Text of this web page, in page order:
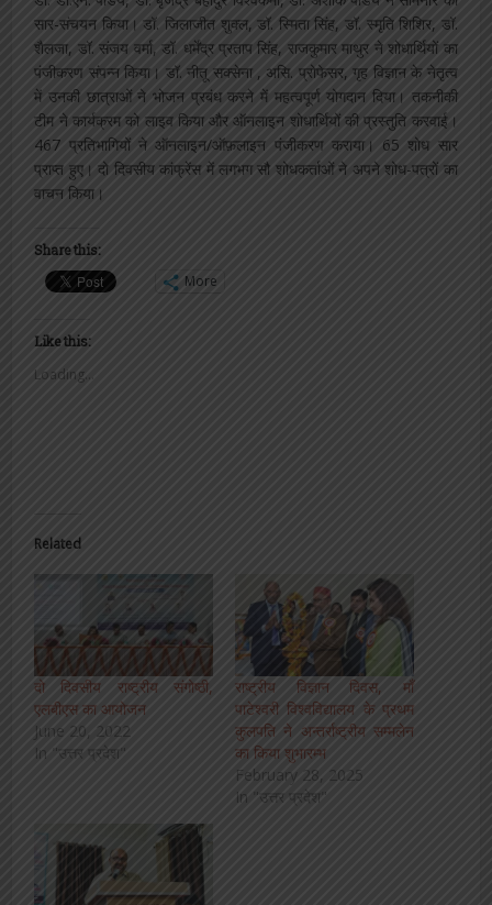
सार-संचयन किया। डॉ. जिलाजीत शुक्ल, डॉ. स्मिता सिंह, डॉ. स्मृति शिशिर, डॉ.
शैलजा, डॉ. संजय वर्मा, डॉ. धर्मेंद्र प्रताप सिंह, राजकुमार माथुर ने शोधार्थियों का
पंजीकरण संपन्न किया। डॉ. नीतू सक्सेना , असि. प्रोफेसर, गृह विज्ञान के नेतृत्व
में उनकी छात्राओं ने भोजन प्रबंध करने में महत्वपूर्ण योगदान दिया। तकनीकी
टीम ने कार्यक्रम को लाइव किया और ऑनलाइन शोधार्थियों की प्रस्तुति करवाई।
467 प्रतिभागियों ने ऑनलाइन/ऑफ़लाइन पंजीकरण कराया। 65 शोध सार
प्राप्त हुए। दो दिवसीय कांफ्रेंस में लगभग सौ शोधकर्ताओं ने अपने शोध-पत्रों का
वाचन किया।
Share this:
More
Like this:
Loading...
Related
दो दिवसीय राष्ट्रीय संगोष्ठी,
एलबीएस का आयोजन
June 20, 2022
In "उत्तर प्रदेश"
राष्ट्रीय विज्ञान दिवस, माँ
पाटेश्वरी विश्वविद्यालय के प्रथम
कुलपति ने अन्तर्राष्ट्रीय सम्मलेन
का किया शुभारम्भ
February 28, 2025
In "उत्तर प्रदेश"